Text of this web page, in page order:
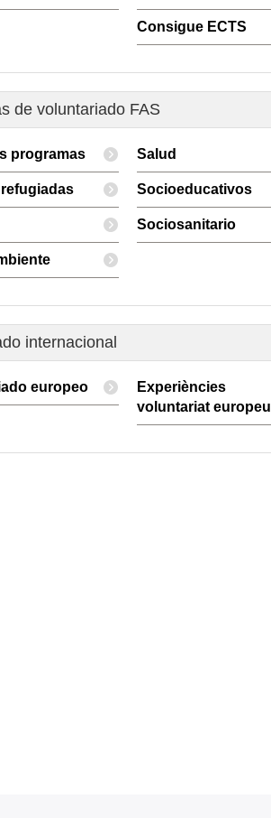
Consigue ECTS
de voluntariado FAS
programas Salud
Socioeducativos
Sociosanitario
internacional
europeo
Experiències
voluntariat europeu